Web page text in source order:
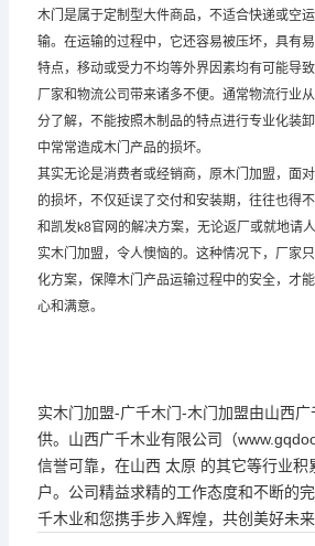
木门是属于定制型大件商品，不适合快递或空
输。在运输的过程中，它还容易被压坏，具有
特点，移动或受力不均等外界因素均有可能导
厂家和物流公司带来诸多不便。通常物流行业
分了解，不能按照木制品的特点进行专业化装
中常常造成木门产品的损坏。
其实无论是消费者或经销商，原木门加盟，面
的损坏，不仅延误了交付和安装期，往往也得
和凯发k8官网的解决方案，无论返厂或就地请
实木门加盟，令人懊恼的。这种情况下，厂家
化方案，保障木门产品运输过程中的安全，才
心和满意。
实木门加盟-广千木门-木门加盟由山西
供。山西广千木业有限公司（
信誉可靠，在山西 太原 的其它等行业积
户。公司精益求精的工作态度和不断的
千木业和您携手步入辉煌，共创美好未来